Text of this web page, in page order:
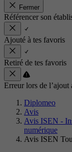
Fermer
Référencer son
Ajouté à tes favoris
Retiré de tes favoris
Erreur lors de l’ajout
Diplomeo
Avis
Avis ISEN -
numérique
Avis ISEN